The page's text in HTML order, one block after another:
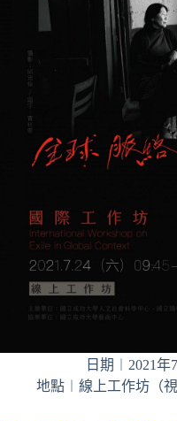
日期︱2021年
地點︱線上工作坊（視